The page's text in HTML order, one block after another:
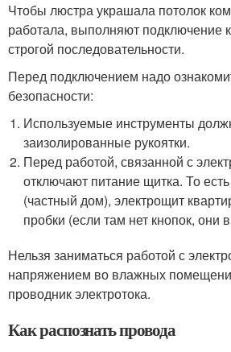
Чтобы люстра украшала потолок
работала, выполняют подключение
строгой последовательности.
Перед подключением надо
безопасности:
Используемые инструменты
заизолированные рукоятки.
Перед работой, связанной с
отключают питание щитка. То есть
(частный дом), электрощит
пробки (если там нет кнопок, они
Нельзя заниматься работой с
напряжением во влажных
проводник электротока.
Как распознать провода